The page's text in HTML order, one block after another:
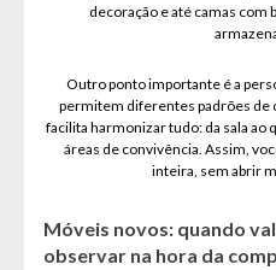
decoração e até camas com
Outro ponto importante é a
permitem diferentes padrões de
facilita harmonizar tudo: da sala ao
áreas de convivência. Assim,
inteira, sem abrir
Móveis novos: quando
observar na hora da